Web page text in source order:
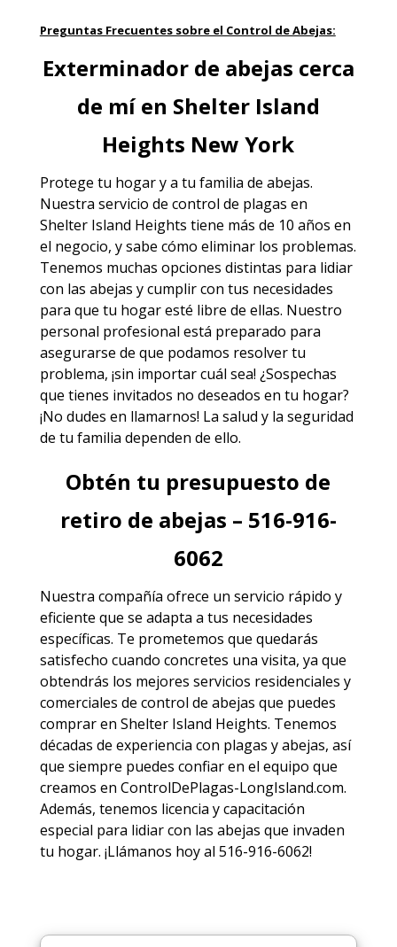
Preguntas Frecuentes sobre el Control de Abejas:
Exterminador de abejas cerca
de mí en Shelter Island
Heights New York
Protege tu hogar y a tu familia de abejas.
Nuestra servicio de control de plagas en
Shelter Island Heights tiene más de 10 años en
el negocio, y sabe cómo eliminar los problemas.
Tenemos muchas opciones distintas para lidiar
con las abejas y cumplir con tus necesidades
para que tu hogar esté libre de ellas. Nuestro
personal profesional está preparado para
asegurarse de que podamos resolver tu
problema, ¡sin importar cuál sea! ¿Sospechas
que tienes invitados no deseados en tu hogar?
¡No dudes en llamarnos! La salud y la seguridad
de tu familia dependen de ello.
Obtén tu presupuesto de
retiro de abejas – 516-916-
6062
Nuestra compañía ofrece un servicio rápido y
eficiente que se adapta a tus necesidades
específicas. Te prometemos que quedarás
satisfecho cuando concretes una visita, ya que
obtendrás los mejores servicios residenciales y
comerciales de control de abejas que puedes
comprar en Shelter Island Heights. Tenemos
décadas de experiencia con plagas y abejas, así
que siempre puedes confiar en el equipo que
creamos en ControlDePlagas-LongIsland.com.
Además, tenemos licencia y capacitación
especial para lidiar con las abejas que invaden
tu hogar. ¡Llámanos hoy al 516-916-6062!